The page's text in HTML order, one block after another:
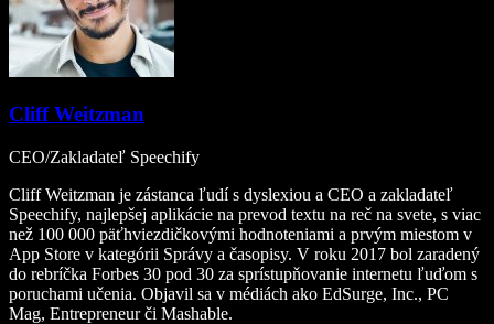
Cliff Weitzman
CEO/Zakladateľ Speechify
Cliff Weitzman je zástanca ľudí s dyslexiou a CEO a zakladateľ
Speechify, najlepšej aplikácie na prevod textu na reč na svete, s viac
než 100 000 päťhviezdičkovými hodnoteniami a prvým miestom v
App Store v kategórii Správy a časopisy. V roku 2017 bol zaradený
do rebríčka Forbes 30 pod 30 za sprístupňovanie internetu ľuďom s
poruchami učenia. Objavil sa v médiách ako EdSurge, Inc., PC
Mag, Entrepreneur či Mashable.